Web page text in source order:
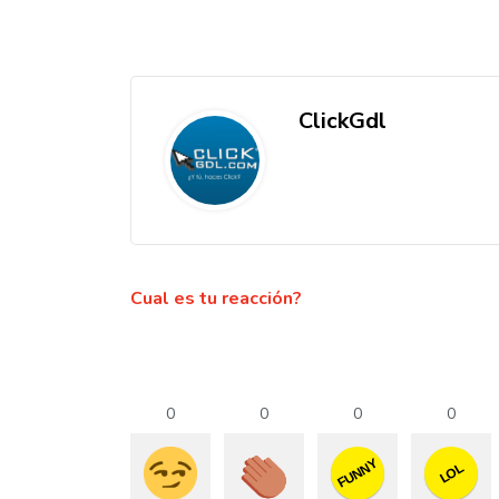
ClickGdl
Cual es tu reacción?
0 0 0
FUNNY
0
LOL